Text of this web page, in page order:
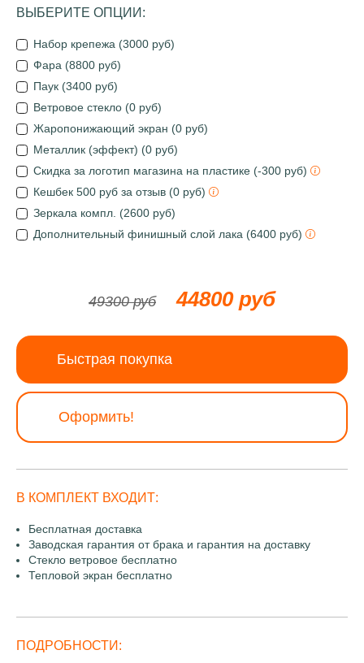
ВЫБЕРИТЕ ОПЦИИ:
Набор крепежа (3000 руб)
Фара (8800 руб)
Паук (3400 руб)
Ветровое стекло (0 руб)
Жаропонижающий экран (0 руб)
Металлик (эффект) (0 руб)
Скидка за логотип магазина на пластике (-300 руб)
Кешбек 500 руб за отзыв (0 руб)
Зеркала компл. (2600 руб)
Дополнительный финишный слой лака (6400 руб)
49300 руб 44800 руб
Быстрая покупка
Оформить!
В КОМПЛЕКТ ВХОДИТ:
Бесплатная доставка
Заводская гарантия от брака и гарантия на доставку
Стекло ветровое бесплатно
Тепловой экран бесплатно
ПОДРОБНОСТИ: